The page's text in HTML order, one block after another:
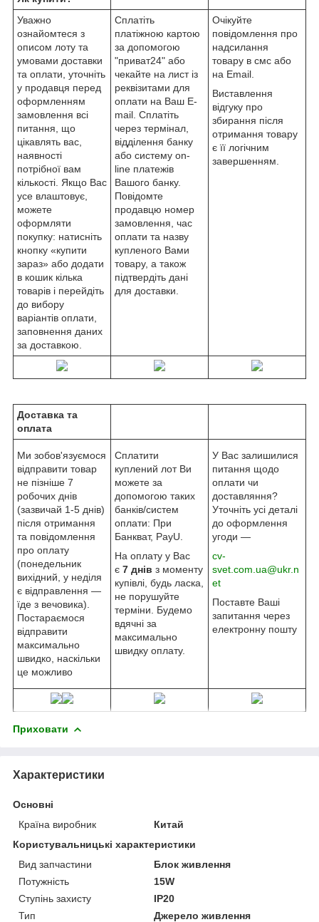
Уважно
ознайомтеся з
описом лоту та
умовами доставки
та оплати, уточніть
у продавця перед
оформленням
замовлення всі
питання, що
цікавлять вас,
наявності
потрібної вам
кількості. Якщо Вас
усе влаштовує,
можете
оформляти
покупку: натисніть
кнопку «купити
зараз» або додати
в кошик кілька
товарів і перейдіть
до вибору
варіантів оплати,
заповнення даних
за доставкою.
Сплатіть
платіжною картою
за допомогою
"приват24" або
чекайте на лист із
реквізитами для
оплати на Ваш E-
mail. Сплатіть
через термінал,
відділення банку
або систему on-
line платежів
Вашого банку.
Повідомте
продавцю номер
замовлення, час
оплати та назву
купленого Вами
товару, а також
підтвердіть дані
для доставки.
Очікуйте
повідомлення про
надсилання
товару в смс або
на Email.
Виставлення
відгуку про
збирання після
отримання товару
є її логічним
завершенням.
Доставка та
оплата
Ми зобов'язуємося
відправити товар
не пізніше 7
робочих днів
(зазвичай 1-5 днів)
після отримання
та повідомлення
про оплату
(понедельник
вихідний, у неділя
є відправлення —
їде з вечовика).
Постараємося
відправити
максимально
швидко, наскільки
це можливо
Сплатити
куплений лот Ви
можете за
допомогою таких
банків/систем
оплати: При
Банкват, PayU.
На оплату у Вас
є 7 днів з моменту
купівлі, будь ласка,
не порушуйте
терміни. Будемо
вдячні за
максимально
швидку оплату.
У Вас залишилися
питання щодо
оплати чи
доставляння?
Уточніть усі деталі
до оформлення
угоди —
cv-
svet.com.ua@ukr.n
et
Поставте Ваші
запитання через
електронну пошту
Приховати
Характеристики
Основні
Країна виробник
Китай
Користувальницькі характеристики
Вид запчастини
Блок живлення
Потужність
15W
Ступінь захисту
IP20
Тип
Джерело живлення